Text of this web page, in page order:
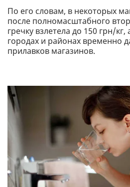
По его словам, в некоторых
после полномасштабного
гречку взлетела до 150 грн/
городах и районах временно
прилавков магазинов.